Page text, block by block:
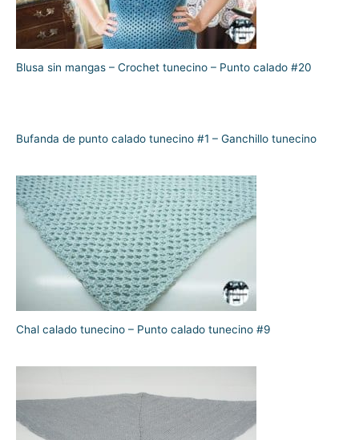
Blusa sin mangas – Crochet tunecino – Punto calado #20
Bufanda de punto calado tunecino #1 – Ganchillo tunecino
Chal calado tunecino – Punto calado tunecino #9